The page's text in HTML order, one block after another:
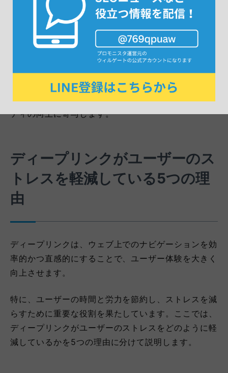
【ブランド認知度の向上】
ブランドのコンテンツへの迅速かつ簡単なアクセス
が可能になることで、ディープリンクはブランドの可
視性を格段に上げます。
この可視性は、ユーザーのブランド認知度とロイヤリ
ティの向上に寄与します。
ディープリンクがユーザーのス
トレスを軽減している5つの理
由
ディープリンクは、ウェブ上でのナビゲーションを効
率的かつ直感的にすることで、ユーザー体験を大きく
向上させます。
特に、ユーザーの時間と労力を節約し、ストレスを減
らすために重要な役割を果たしています。ここでは、
ディープリンクがユーザーのストレスをどのように軽
減しているかを5つの理由に分けて説明します。